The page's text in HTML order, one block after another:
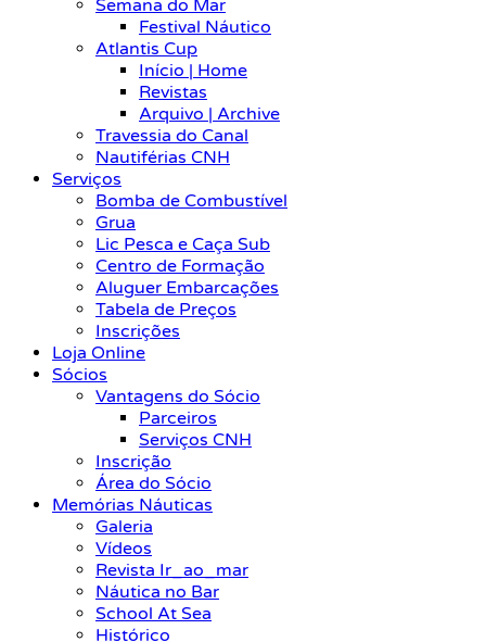
Semana do Mar
Festival Náutico
Atlantis Cup
Início | Home
Revistas
Arquivo | Archive
Travessia do Canal
Nautiférias CNH
Serviços
Bomba de Combustível
Grua
Lic Pesca e Caça Sub
Centro de Formação
Aluguer Embarcações
Tabela de Preços
Inscrições
Loja Online
Sócios
Vantagens do Sócio
Parceiros
Serviços CNH
Inscrição
Área do Sócio
Memórias Náuticas
Galeria
Vídeos
Revista Ir_ao_mar
Náutica no Bar
School At Sea
Histórico